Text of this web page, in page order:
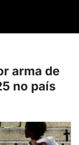
arma de
no país